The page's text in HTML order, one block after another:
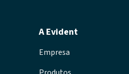
A Evident
Empresa